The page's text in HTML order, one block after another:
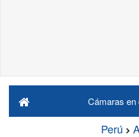
Cámaras en
Perú